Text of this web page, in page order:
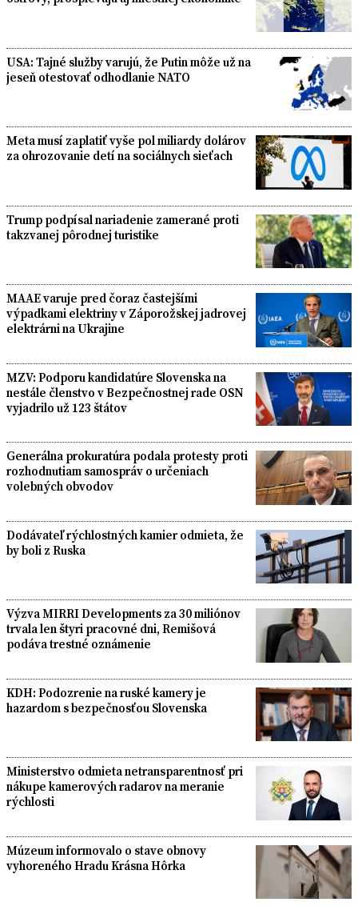
USA: Tajné služby varujú, že Putin môže už na
jeseň otestovať odhodlanie NATO
Meta musí zaplatiť vyše pol miliardy dolárov
za ohrozovanie detí na sociálnych sieťach
Trump podpísal nariadenie zamerané proti
takzvanej pôrodnej turistike
MAAE varuje pred čoraz častejšími
výpadkami elektriny v Záporožskej jadrovej
elektrárni na Ukrajine
MZV: Podporu kandidatúre Slovenska na
nestále členstvo v Bezpečnostnej rade OSN
vyjadrilo už 123 štátov
Generálna prokuratúra podala protesty proti
rozhodnutiam samospráv o určeniach
volebných obvodov
Dodávateľ rýchlostných kamier odmieta, že
by boli z Ruska
Výzva MIRRI Developments za 30 miliónov
trvala len štyri pracovné dni, Remišová
podáva trestné oznámenie
KDH: Podozrenie na ruské kamery je
hazardom s bezpečnosťou Slovenska
Ministerstvo odmieta netransparentnosť pri
nákupe kamerových radarov na meranie
rýchlosti
Múzeum informovalo o stave obnovy
vyhoreného Hradu Krásna Hôrka